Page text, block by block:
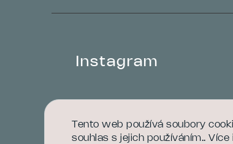
Tento web používá soubory
souhlas s jejich používáním.. Více
Instagram